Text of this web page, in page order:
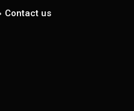
Contact us